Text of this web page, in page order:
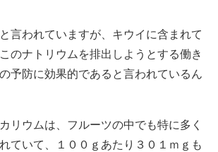
言われていますが、キウイに含まれて
のナトリウムを排出しようとする働き
予防に効果的であると言われているん
リウムは、フルーツの中でも特に多く
ていて、１００ｇあたり３０１ｍｇも